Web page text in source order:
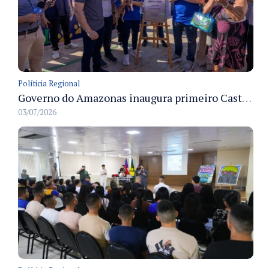
Políticia Regional
Governo do Amazonas inaugura primeiro Castramóvel Fluvial para atendimento veterinário às comunidades ribeirinhas e castração gratuita
03/07/2026